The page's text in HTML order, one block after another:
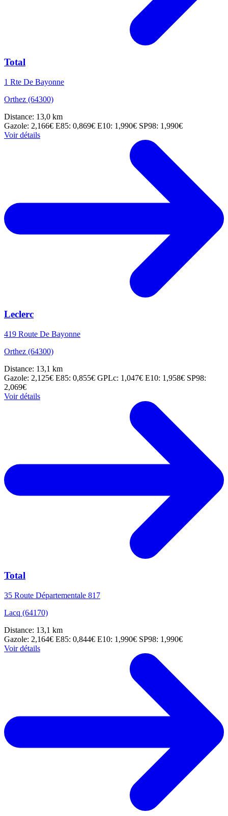
Total
1 Rte De Bayonne
Orthez (64300)
Distance: 13,0 km
Gazole: 2,166€ E85: 0,869€ E10: 1,990€ SP98: 1,990€
Voir détails
Leclerc
419 Route De Bayonne
Orthez (64300)
Distance: 13,1 km
Gazole: 2,125€ E85: 0,855€ GPLc: 1,047€ E10: 1,958€ SP98:
2,069€
Voir détails
Total
35 Route Départementale 817
Lacq (64170)
Distance: 13,1 km
Gazole: 2,164€ E85: 0,844€ E10: 1,990€ SP98: 1,990€
Voir détails